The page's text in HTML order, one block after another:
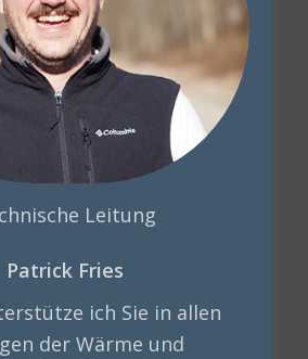
Leitung
Patrick Fries
ich Sie in allen
der Wärme und